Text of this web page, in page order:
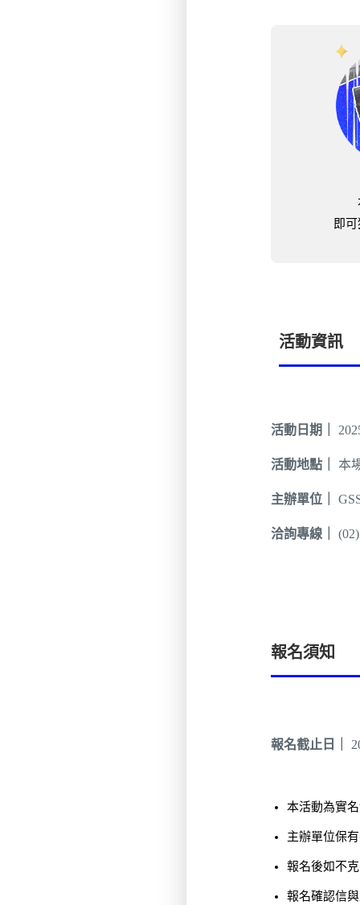
即
活動資訊
活動日期｜
活動地點｜ 本
主辦單位｜
洽詢專線｜
報名須知
報名截止日｜
本活動為實
主辦單位保
報名後如不
報名確認信